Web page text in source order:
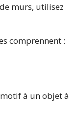
murs, utilisez
comprennent :
à un objet à